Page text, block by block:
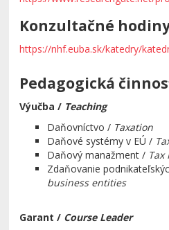
Konzultačné
https://nhf.euba.sk/katedry/
Pedagogická
Výučba / Teaching
Daňovníctvo / Taxation
Daňové systémy v EÚ /
Daňový manažment / Tax
Zdaňovanie
business entities
Garant / Course Leader